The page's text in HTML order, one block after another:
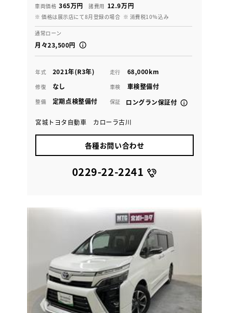
車両価格 365万円 諸費用 12.9万円
※ 価格は展示店にて8月登録の場合 ※ 消費税10％込み
通常ローン
月々23,500円
年式 2021年(R3年) 走行 68,000km
修復 なし 車検 車検整備付
整備 定期点検整備付 保証 ロングラン保証付
宮城トヨタ自動車 カローラ古川
各種お問い合わせ
0229-22-2241